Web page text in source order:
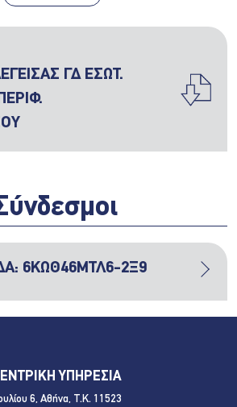
ΓΔ ΕΣΩΤ.
6ΚΩΘ46ΜΤΛ6-2Ξ9
ΥΠΗΡΕΣΙΑ
6, Αθήνα, Τ.Κ. 11523